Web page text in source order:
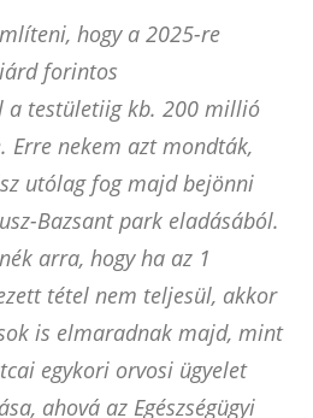
hogy a 2025-re
forintos
a testületiig kb. 200 millió
nekem azt mondták,
utólag fog majd bejönni
Bazsant park eladásából.
arra, hogy ha az 1
tétel nem teljesül, akkor
is elmaradnak majd, mint
egykori orvosi ügyelet
ahová az Egészségügyi